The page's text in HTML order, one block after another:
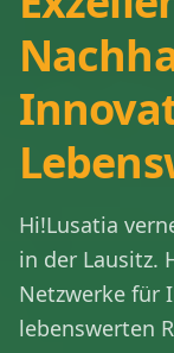
Hi!Lusatia
in der Lausitz.
Netzwerke für
lebenswerten